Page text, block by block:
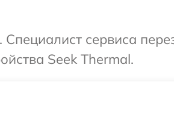
Специалист сервиса
Seek Thermal.